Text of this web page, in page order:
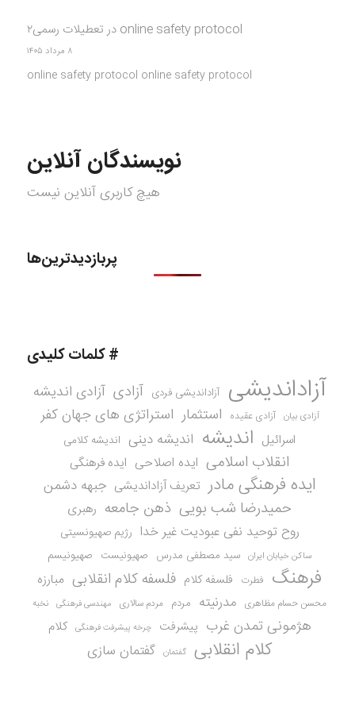
online safety protocol در تعطیلات رسمی۲
۸ مرداد ۱۴۰۵
online safety protocol online safety protocol
نویسندگان آنلاین
هیچ کاربری آنلاین نیست
پربازدیدترین‌ها
# کلمات کلیدی
آزاداندیشی آزاداندیشی فردی آزادی آزادی اندیشه
آزادی بیان آزادی عقیده استثمار استراتژی های جهان کفر
اسرائیل اندیشه اندیشه دینی اندیشه کلامی
انقلاب اسلامی ایده اصلاحی ایده فرهنگی
ایده فرهنگی مادر تعریف آزاداندیشی جبهه دشمن
حمیدرضا شب بویی ذهن جامعه رهبری
روح توحید نفی عبودیت غیر خدا رژیم صهیونسیتی
ساکن خیابان ایران سید مصطفی مدرس صهیونیست صهیونیسم
فرهنگ فطرت فلسفه کلام فلسفه کلام انقلابی مبارزه
محسن حسام مظاهری مدرنیته مردم مردم سالاری مهندسی فرهنگی نخبه
هژمونی تمدن غرب پیشرفت چرخه پیشرفت فرهنگی کلام
کلام انقلابی گفتمان گفتمان سازی